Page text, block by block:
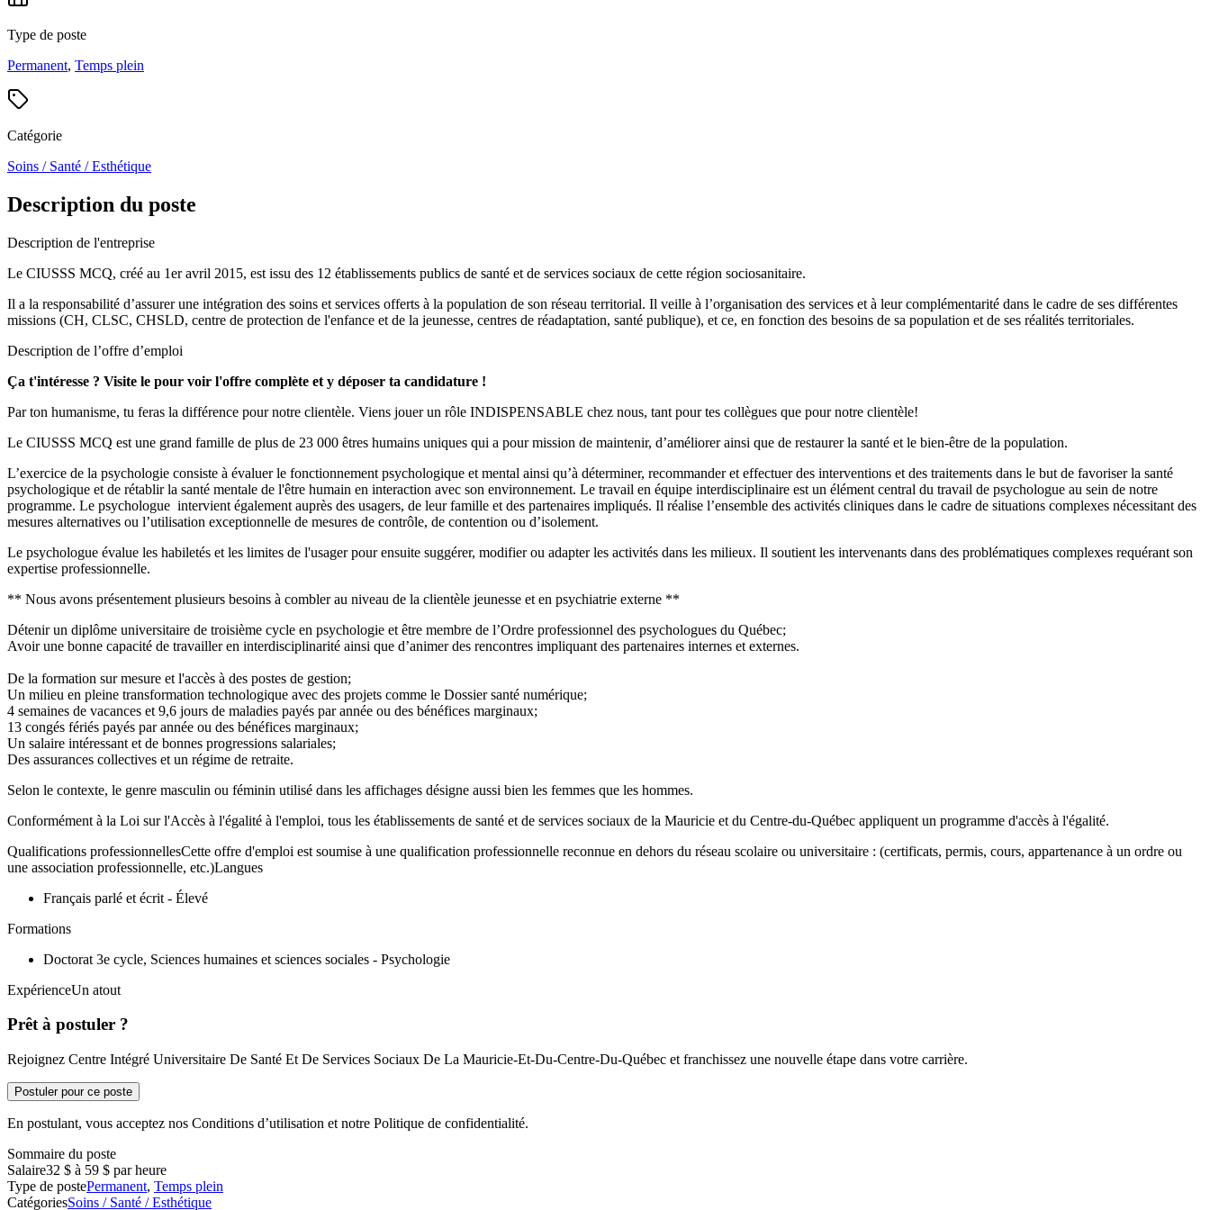
Type de poste
Permanent, Temps plein
Catégorie
Soins / Santé / Esthétique
Description du poste
Description de l'entreprise
Le CIUSSS MCQ, créé au 1er avril 2015, est issu des 12 établissements publics de santé et de services sociaux de cette région sociosanitaire.
Il a la responsabilité d’assurer une intégration des soins et services offerts à la population de son réseau territorial. Il veille à l’organisation des services et à leur complémentarité dans le cadre de ses différentes
missions (CH, CLSC, CHSLD, centre de protection de l'enfance et de la jeunesse, centres de réadaptation, santé publique), et ce, en fonction des besoins de sa population et de ses réalités territoriales.
Description de l’offre d’emploi
Ça t'intéresse ? Visite le pour voir l'offre complète et y déposer ta candidature !
Par ton humanisme, tu feras la différence pour notre clientèle. Viens jouer un rôle INDISPENSABLE chez nous, tant pour tes collègues que pour notre clientèle!
Le CIUSSS MCQ est une grand famille de plus de 23 000 êtres humains uniques qui a pour mission de maintenir, d’améliorer ainsi que de restaurer la santé et le bien-être de la population.
L’exercice de la psychologie consiste à évaluer le fonctionnement psychologique et mental ainsi qu’à déterminer, recommander et effectuer des interventions et des traitements dans le but de favoriser la santé
psychologique et de rétablir la santé mentale de l'être humain en interaction avec son environnement. Le travail en équipe interdisciplinaire est un élément central du travail de psychologue au sein de notre
programme. Le psychologue intervient également auprès des usagers, de leur famille et des partenaires impliqués. Il réalise l’ensemble des activités cliniques dans le cadre de situations complexes nécessitant des
mesures alternatives ou l’utilisation exceptionnelle de mesures de contrôle, de contention ou d’isolement.
Le psychologue évalue les habiletés et les limites de l'usager pour ensuite suggérer, modifier ou adapter les activités dans les milieux. Il soutient les intervenants dans des problématiques complexes requérant son
expertise professionnelle.
** Nous avons présentement plusieurs besoins à combler au niveau de la clientèle jeunesse et en psychiatrie externe **
Détenir un diplôme universitaire de troisième cycle en psychologie et être membre de l’Ordre professionnel des psychologues du Québec;
Avoir une bonne capacité de travailler en interdisciplinarité ainsi que d’animer des rencontres impliquant des partenaires internes et externes.
De la formation sur mesure et l'accès à des postes de gestion;
Un milieu en pleine transformation technologique avec des projets comme le Dossier santé numérique;
4 semaines de vacances et 9,6 jours de maladies payés par année ou des bénéfices marginaux;
13 congés fériés payés par année ou des bénéfices marginaux;
Un salaire intéressant et de bonnes progressions salariales;
Des assurances collectives et un régime de retraite.
Selon le contexte, le genre masculin ou féminin utilisé dans les affichages désigne aussi bien les femmes que les hommes.
Conformément à la Loi sur l'Accès à l'égalité à l'emploi, tous les établissements de santé et de services sociaux de la Mauricie et du Centre-du-Québec appliquent un programme d'accès à l'égalité.
Qualifications professionnellesCette offre d'emploi est soumise à une qualification professionnelle reconnue en dehors du réseau scolaire ou universitaire : (certificats, permis, cours, appartenance à un ordre ou
une association professionnelle, etc.)Langues
Français parlé et écrit - Élevé
Formations
Doctorat 3e cycle, Sciences humaines et sciences sociales - Psychologie
ExpérienceUn atout
Prêt à postuler ?
Rejoignez Centre Intégré Universitaire De Santé Et De Services Sociaux De La Mauricie-Et-Du-Centre-Du-Québec et franchissez une nouvelle étape dans votre carrière.
Postuler pour ce poste
En postulant, vous acceptez nos Conditions d’utilisation et notre Politique de confidentialité.
Sommaire du poste
Salaire32 $ à 59 $ par heure
Type de postePermanent, Temps plein
CatégoriesSoins / Santé / Esthétique